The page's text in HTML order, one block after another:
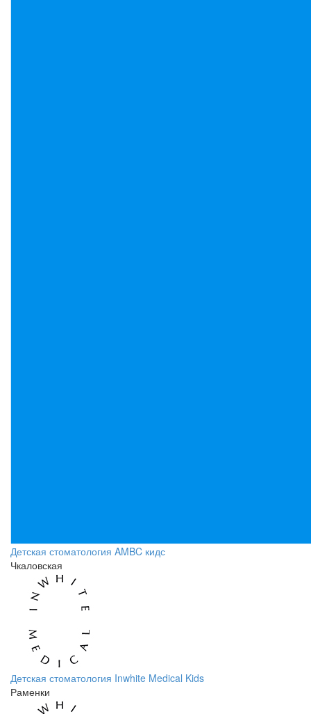
Детская стоматология AMBC кидс
Чкаловская
Детская стоматология Inwhite Medical Kids
Раменки